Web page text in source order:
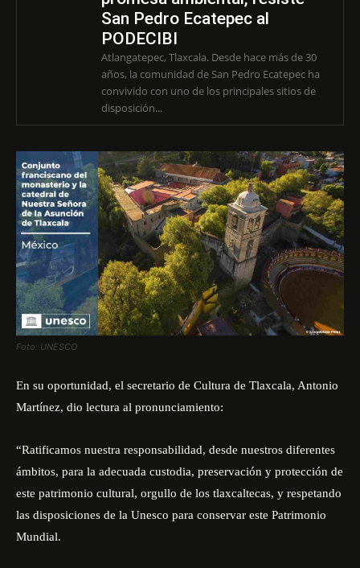
San Pedro Ecatepec al
PODECIBI
Atlangatepec, Tlaxcala. Desde hace más de 30
años, la comunidad de San Pedro Ecatepec ha
convivido con uno de los principales sitios de
disposición...
Foto: UNESCO
En su oportunidad, el secretario de Cultura de Tlaxcala, Antonio
Martínez, dio lectura al pronunciamiento:
“Ratificamos nuestra responsabilidad, desde nuestros diferentes
ámbitos, para la adecuada custodia, preservación y protección de
este patrimonio cultural, orgullo de los tlaxcaltecas, y respetando
las disposiciones de la Unesco para conservar este Patrimonio
Mundial.